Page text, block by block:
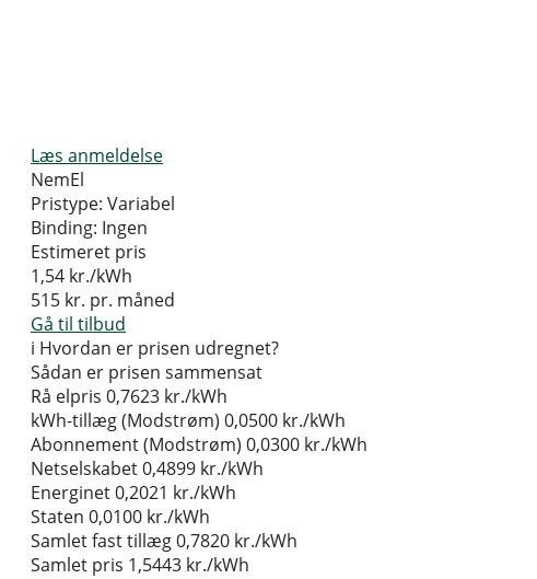
Læs anmeldelse
NemEl
Pristype: Variabel
Binding: Ingen
Estimeret pris
1,54 kr./kWh
515 kr. pr. måned
Gå til tilbud
i Hvordan er prisen udregnet?
Sådan er prisen sammensat
Rå elpris 0,7623 kr./kWh
kWh-tillæg (Modstrøm) 0,0500 kr./kWh
Abonnement (Modstrøm) 0,0300 kr./kWh
Netselskabet0,4899 kr./kWh
Energinet0,2021 kr./kWh
Staten 0,0100 kr./kWh
Samlet fast tillæg0,7820 kr./kWh
Samlet pris 1,5443 kr./kWh